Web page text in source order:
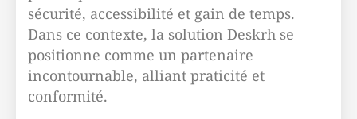
sécurité, accessibilité et gain de temps.
Dans ce contexte, la solution Deskrh se
positionne comme un partenaire
incontournable, alliant praticité et
conformité.